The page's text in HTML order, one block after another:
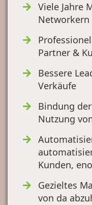
Viele Jahre
Networkern
Partner &
Bessere
Verkäufe
Bindung
Nutzung
Kunden,
Gezieltes
von da